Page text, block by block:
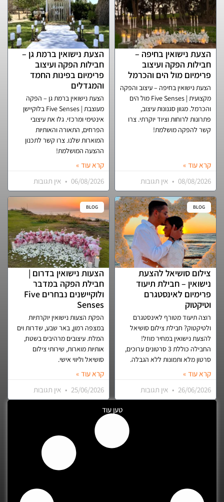
הצעת נישואין בחיפה –
חבילות הפקה ועיצוב
פרימיום מול הים והכרמל
הצעת נישואין בחיפה – עיצוב והפקה
מקצועית | Five Senses מול הים
והכרמל. מגוון סגנונות עיצוב,
פתרונות לרוחות וציוד יוקרתי. צרו
קשר להפקה מושלמת!
קרא עוד »
08/08/2026
אין תגובות
הצעת נישואין ברמת גן –
חבילות הפקה ועיצוב
פרימיום בפינות החמד
והמגדלים
הצעת נישואין ברמת גן – הפקה
מעוצבת | Five Senses בלוקיישן
אינטימי ומרכזי. גלו את עיצובי
הפרחים, התאורה והאותיות
המוארות שלנו. צרו קשר לתכנון
ההצעה המושלמת!
קרא עוד »
06/08/2026
אין תגובות
BLOG
צילום סושיאל להצעת
נישואין – חבילת תיעוד
פרימיום לאינסטגרם
וטיקטוק
רוצה תיעוד מטורף לאינסטגרם
ולטיקטוק? חבילת צילום סושיאל
להצעת נישואין במחיר מוזל!
החבילה כוללת 3 סרטונים ערוכים,
סרטון מלא ותמונות ללא הגבלה.
קרא עוד »
26/06/2026
אין תגובות
BLOG
הצעות נישואין בדרום |
חבילת הפקה במדבר
ולוקיישנים נבחרים Five
Senses
הפקת הצעות נישואין יוקרתיות
במצפה רמון, באר שבע, שדרות וים
המלח. עיצובים מרהיבים בשטח,
אותיות מוארות, שירותי צילום
סושיאל וליווי אישי.
קרא עוד »
25/06/2026
אין תגובות
טען עוד